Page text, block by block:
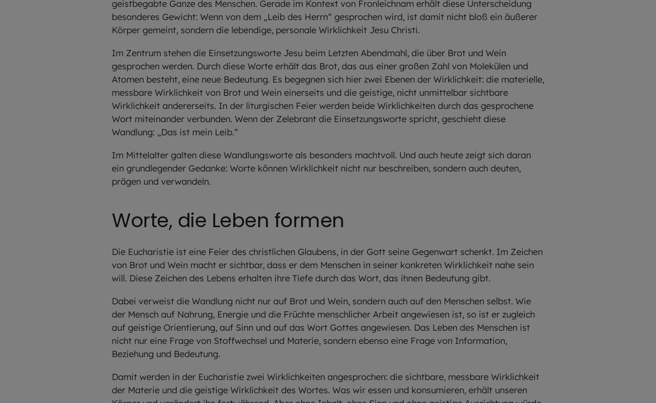
geistbegabte Ganze des Menschen. Gerade im Kontext von Fronleichnam erhält diese Unterscheidung
besonderes Gewicht: Wenn von dem „Leib des Herrn“ gesprochen wird, ist damit nicht bloß ein äußerer
Körper gemeint, sondern die lebendige, personale Wirklichkeit Jesu Christi.
Im Zentrum stehen die Einsetzungsworte Jesu beim Letzten Abendmahl, die über Brot und Wein
gesprochen werden. Durch diese Worte erhält das Brot, das aus einer großen Zahl von Molekülen und
Atomen besteht, eine neue Bedeutung. Es begegnen sich hier zwei Ebenen der Wirklichkeit: die materielle,
messbare Wirklichkeit von Brot und Wein einerseits und die geistige, nicht unmittelbar sichtbare
Wirklichkeit andererseits. In der liturgischen Feier werden beide Wirklichkeiten durch das gesprochene
Wort miteinander verbunden. Wenn der Zelebrant die Einsetzungsworte spricht, geschieht diese
Wandlung: „Das ist mein Leib.“
Im Mittelalter galten diese Wandlungsworte als besonders machtvoll. Und auch heute zeigt sich daran
ein grundlegender Gedanke: Worte können Wirklichkeit nicht nur beschreiben, sondern auch deuten,
prägen und verwandeln.
Worte, die Leben formen
Die Eucharistie ist eine Feier des christlichen Glaubens, in der Gott seine Gegenwart schenkt. Im Zeichen
von Brot und Wein macht er sichtbar, dass er dem Menschen in seiner konkreten Wirklichkeit nahe sein
will. Diese Zeichen des Lebens erhalten ihre Tiefe durch das Wort, das ihnen Bedeutung gibt.
Dabei verweist die Wandlung nicht nur auf Brot und Wein, sondern auch auf den Menschen selbst. Wie
der Mensch auf Nahrung, Energie und die Früchte menschlicher Arbeit angewiesen ist, so ist er zugleich
auf geistige Orientierung, auf Sinn und auf das Wort Gottes angewiesen. Das Leben des Menschen ist
nicht nur eine Frage von Stoffwechsel und Materie, sondern ebenso eine Frage von Information,
Beziehung und Bedeutung.
Damit werden in der Eucharistie zwei Wirklichkeiten angesprochen: die sichtbare, messbare Wirklichkeit
der Materie und die geistige Wirklichkeit des Wortes. Was wir essen und konsumieren, erhält unseren